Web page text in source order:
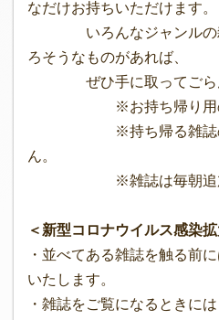
なだけお持ちいただけます。
いろんなジャンルの雑
ろそうなものがあれば、
ぜひ手に取ってごらん
※お持ち帰り用の袋
※持ち帰る雑誌の冊
ん。
※雑誌は毎朝追加
＜新型コロナウイルス感染
・並べてある雑誌を触る前
いたします。
・雑誌をご覧になるときに